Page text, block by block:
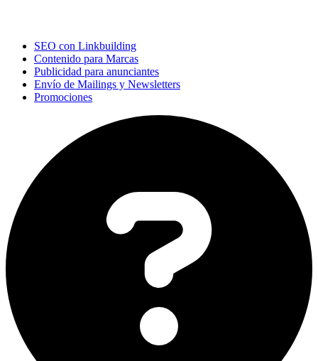
SEO con Linkbuilding
Contenido para Marcas
Publicidad para anunciantes
Envío de Mailings y Newsletters
Promociones